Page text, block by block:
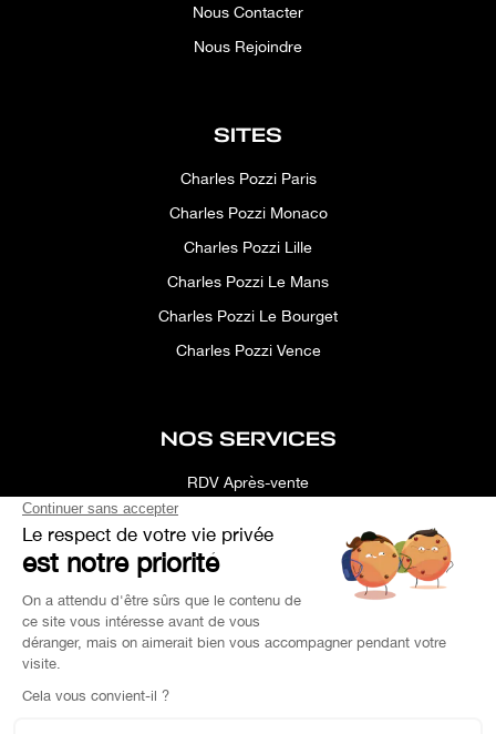
Nous Contacter
Nous Rejoindre
SITES
Charles Pozzi Paris
Charles Pozzi Monaco
Charles Pozzi Lille
Charles Pozzi Le Mans
Charles Pozzi Le Bourget
Charles Pozzi Vence
NOS SERVICES
RDV Après-vente
Simulateur
Recherche Personnalisée